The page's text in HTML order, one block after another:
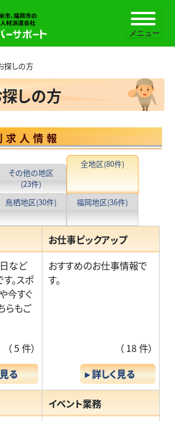
探しの方
しの方
求人情報
その他の地区
(23件)
全地区(80件)
鳥栖地区(30件) 福岡地区(36件)
など
。スポ
今すぐ
らもご
（ 5 件）
る
お仕事ピックアップ
おすすめのお仕事情報で
す。
（ 18 件）
▸ 詳しく見る
イベント業務